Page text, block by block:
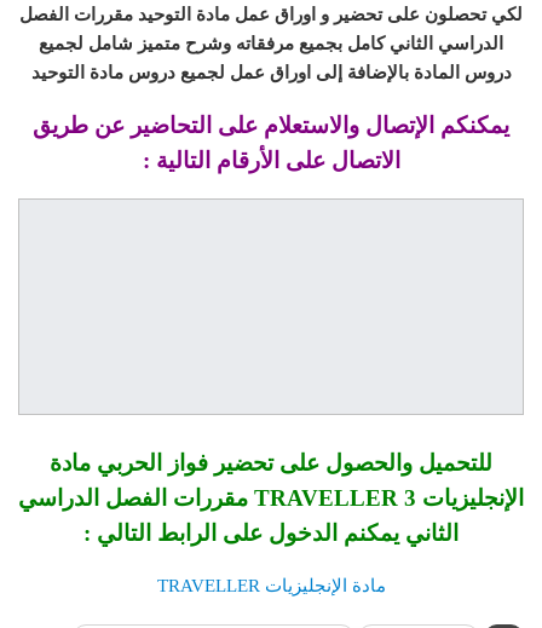
لكي تحصلون على تحضير و اوراق عمل مادة التوحيد مقررات الفصل
الدراسي الثانيكامل بجميع مرفقاته وشرح متميز شامل لجميع
دروس المادة بالإضافة إلى اوراق عمل لجميع دروس مادة التوحيد
يمكنكم الإتصال والاستعلام على التحاضير عن طريق
الاتصال على الأرقام التالية :
للتحميل والحصول على تحضير فواز الحربي مادة
الإنجليزيات TRAVELLER 3 مقررات الفصل الدراسي
الثاني يمكنم الدخول على الرابط التالي :
مادة الإنجليزيات TRAVELLER